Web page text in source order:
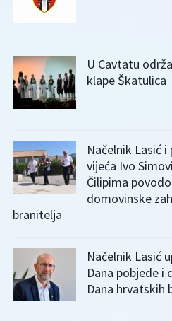
U Cavtatu
klape Škatulica
Načelnik Lasić
vijeća Ivo
Čilipima
domovinske
branitelja
Načelnik Lasić
Dana pobjede i
Dana hrvatskih